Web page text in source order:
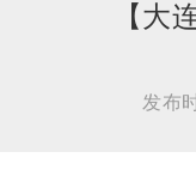
【大
发布